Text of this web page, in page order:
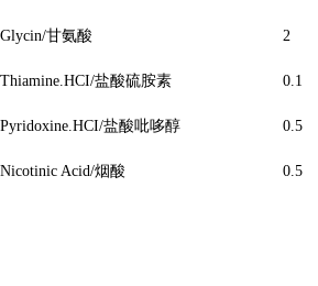
Glycin/甘氨酸 2
Thiamine.HCI/盐酸硫胺素 0.1
Pyridoxine.HCI/盐酸吡哆醇 0.5
Nicotinic Acid/烟酸 0.5